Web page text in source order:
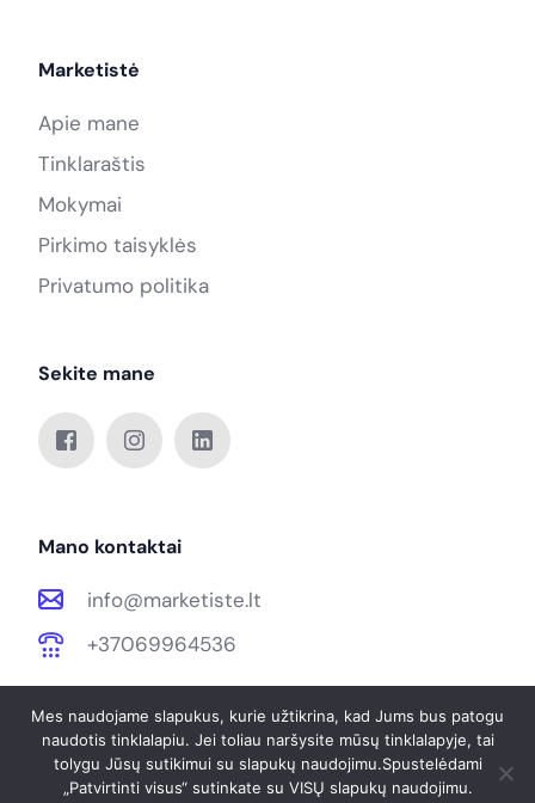
Marketistė
Apie mane
Tinklaraštis
Mokymai
Pirkimo taisyklės
Privatumo politika
Sekite mane
Mano kontaktai
info@marketiste.lt
+37069964536
© 2026. Marketistė. Visos teisės saugomos. Sukurta
hello@landio.com
Looking for collaboration for your next project?
Mes naudojame slapukus, kurie užtikrina, kad Jums bus patogu
naudotis tinklalapiu. Jei toliau naršysite mūsų tinklalapyje, tai
tolygu Jūsų sutikimui su slapukų naudojimu.Spustelėdami
„Patvirtinti visus“ sutinkate su VISŲ slapukų naudojimu.